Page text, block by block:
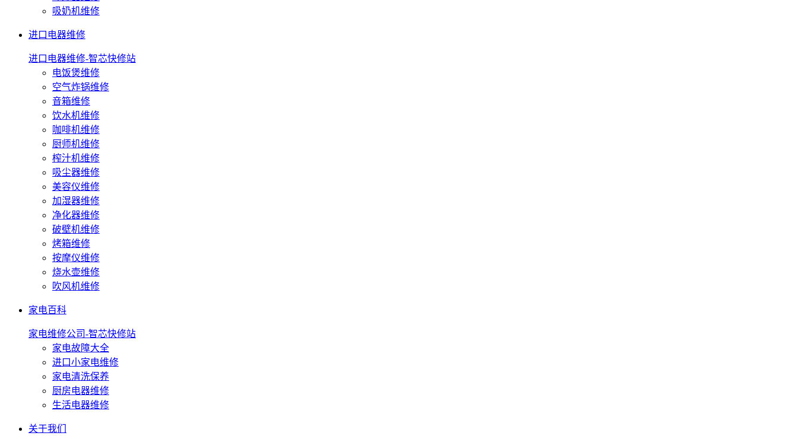
吸奶机维修
进口电器维修
进口电器维修-智芯快修站
电饭煲维修
空气炸锅维修
音箱维修
饮水机维修
咖啡机维修
厨师机维修
榨汁机维修
吸尘器维修
美容仪维修
加湿器维修
净化器维修
破壁机维修
烤箱维修
按摩仪维修
烧水壶维修
吹风机维修
家电百科
家电维修公司-智芯快修站
家电故障大全
进口小家电维修
家电清洗保养
厨房电器维修
生活电器维修
关于我们